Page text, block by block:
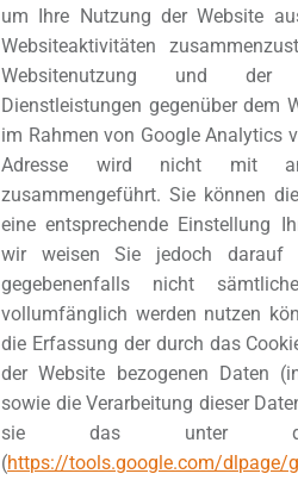
um Ihre Nutzung der Website
Websiteaktivitäten
Websitenutzung und der
Dienstleistungen gegenüber dem
im Rahmen von Google Analytics
Adresse wird nicht mit
zusammengeführt. Sie können
eine entsprechende Einstellung
wir weisen Sie jedoch darauf
gegebenenfalls nicht
vollumfänglich werden nutzen
die Erfassung der durch das
der Website bezogenen Daten
sowie die Verarbeitung dieser
sie das unter
(https://tools.google.com/dlpage/